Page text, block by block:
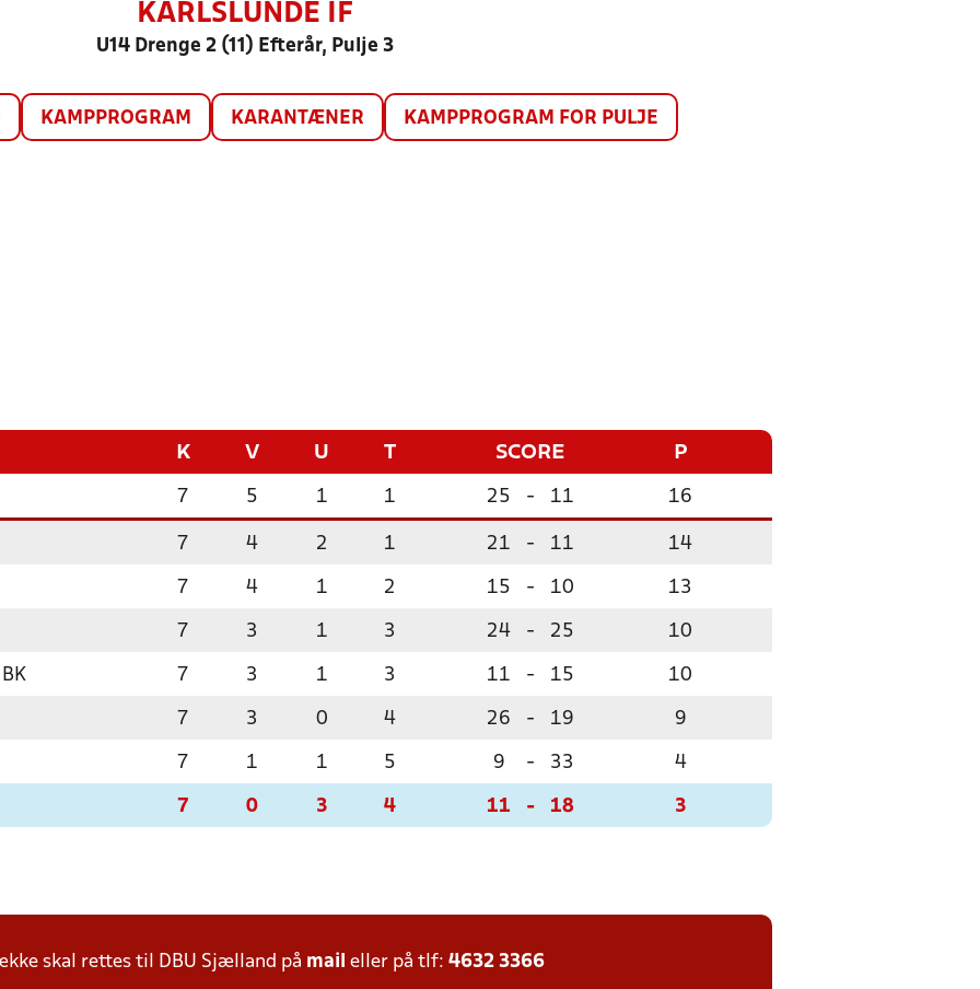
KARLSLUNDE IF
U14 Drenge 2 (11) Efterår, Pulje 3
KAMPPROGRAM KARANTÆNER KAMPPROGRAM FOR PULJE
K V U T SCORE P
7 5 1 1 25 - 11 16
7 4 2 1 21 - 11 14
7 4 1 2 15 - 10 13
7 3 1 3 24 - 25 10
7 3 1 3 11 - 15 10
7 3 0 4 26 - 19 9
7 1 1 5 9 - 33 4
7 0 3 4 11 - 18 3
skal rettes til DBU Sjælland på mail eller på tlf: 4632 3366